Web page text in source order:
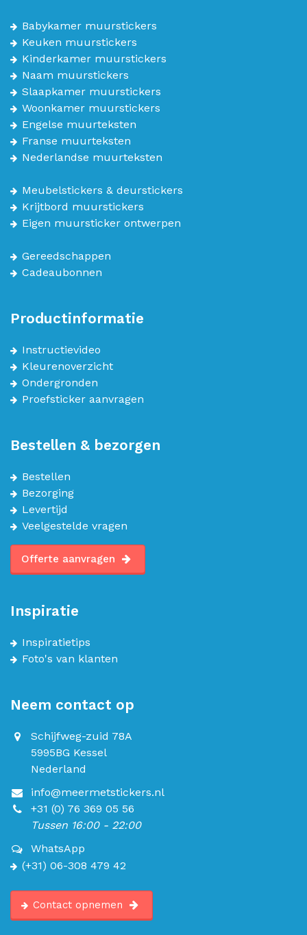
Babykamer muurstickers
Keuken muurstickers
Kinderkamer muurstickers
Naam muurstickers
Slaapkamer muurstickers
Woonkamer muurstickers
Engelse muurteksten
Franse muurteksten
Nederlandse muurteksten
Meubelstickers & deurstickers
Krijtbord muurstickers
Eigen muursticker ontwerpen
Gereedschappen
Cadeaubonnen
Productinformatie
Instructievideo
Kleurenoverzicht
Ondergronden
Proefsticker aanvragen
Bestellen & bezorgen
Bestellen
Bezorging
Levertijd
Veelgestelde vragen
Offerte aanvragen
Inspiratie
Inspiratietips
Foto's van klanten
Neem contact op
Schijfweg-zuid 78A
5995BG Kessel
Nederland
info@meermetstickers.nl
+31 (0) 76 369 05 56
Tussen 16:00 - 22:00
WhatsApp
(+31) 06-308 479 42
Contact opnemen